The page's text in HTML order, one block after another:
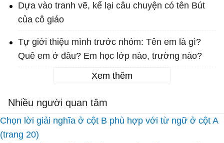
Dựa vào tranh vẽ, kể lại câu chuyện có tên Bút
của cô giáo
Tự giới thiệu mình trước nhóm: Tên em là gì?
Quê em ở đâu? Em học lớp nào, trường nào?
Xem thêm
Nhiều người quan tâm
Chọn lời giải nghĩa ở cột B phù hợp với từ ngữ ở cột A
(trang 20)